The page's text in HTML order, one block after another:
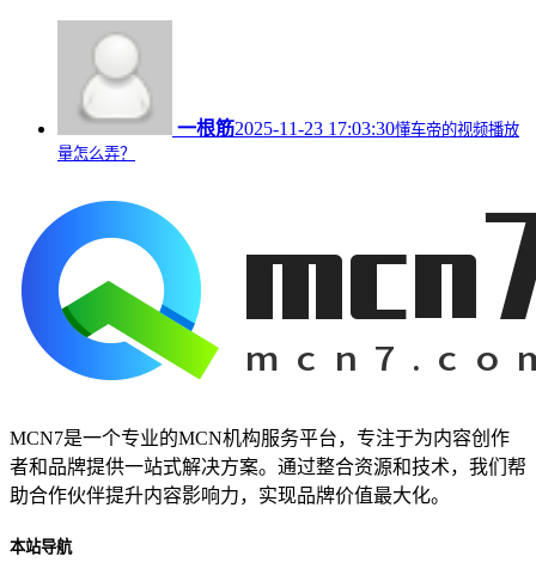
一根筋2025-11-23 17:03:30懂车帝的视频播放
量怎么弄？
MCN7是一个专业的MCN机构服务平台，专注于为内容创作
者和品牌提供一站式解决方案。通过整合资源和技术，我们帮
助合作伙伴提升内容影响力，实现品牌价值最大化。
本站导航